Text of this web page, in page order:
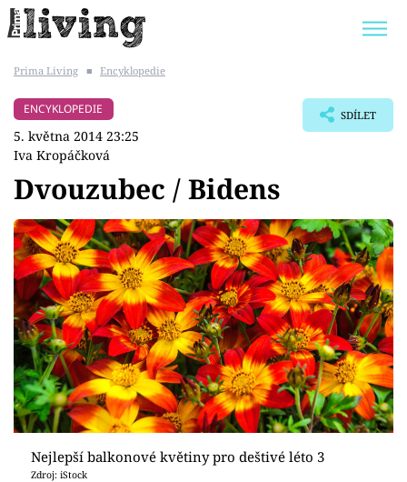
BYDLENÍ SLAVNÝCH
Témata
Bydlení
Zahrada
Design
Sledujte prima+
Přihlášení
Prima Living ■ Encyklopedie
ENCYKLOPEDIE
5. května 2014 23:25
Iva Kropáčková
SDÍLET
Dvouzubec / Bidens
Nejlepší balkonové květiny pro deštivé léto 3
Zdroj: iStock